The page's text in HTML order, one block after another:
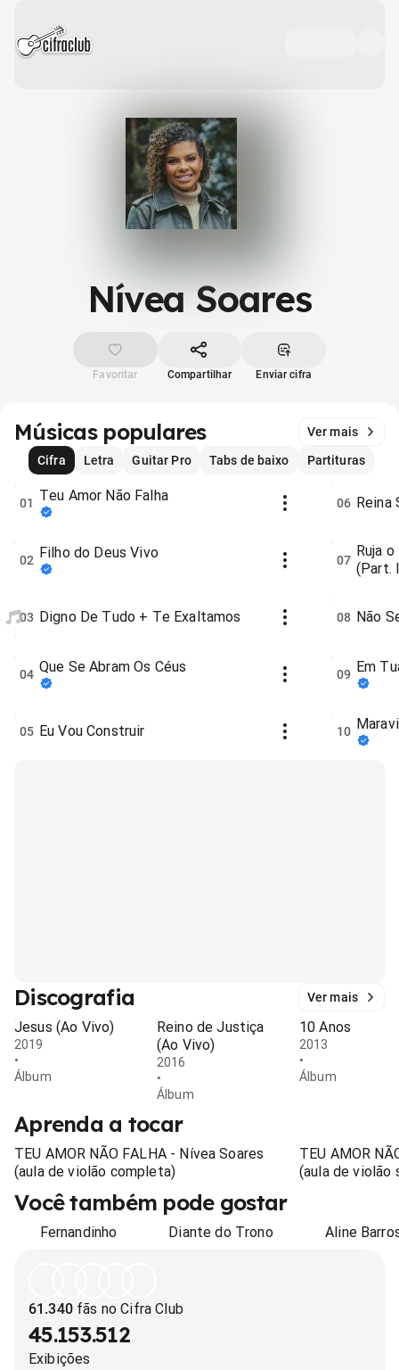
Nívea Soares
Favoritar Compartilhar Enviar cifra
Músicas populares
Ver mais
Cifra
Letra Guitar Pro Tabs de baixo Partituras
01 Teu Amor Não Falha
02 Filho do Deus Vivo
03 Digno De Tudo + Te Exaltamos
04 Que Se Abram Os Céus
05 Eu Vou Construir
06 Reina
07
Ruja
(Part.
08 Não
09 Em
10
Discografia Ver mais
Jesus (Ao Vivo)
2019
•
Álbum
Reino de Justiça
(Ao Vivo)
2016
•
Álbum
10 Anos
2013
•
Álbum
Aprenda a tocar
TEU AMOR NÃO FALHA - Nívea Soares
(aula de violão completa)
TEU AMOR
(aula de violão
Você também pode gostar
Fernandinho Diante do Trono Aline
61.340fãs no Cifra Club
45.153.512
Exibições